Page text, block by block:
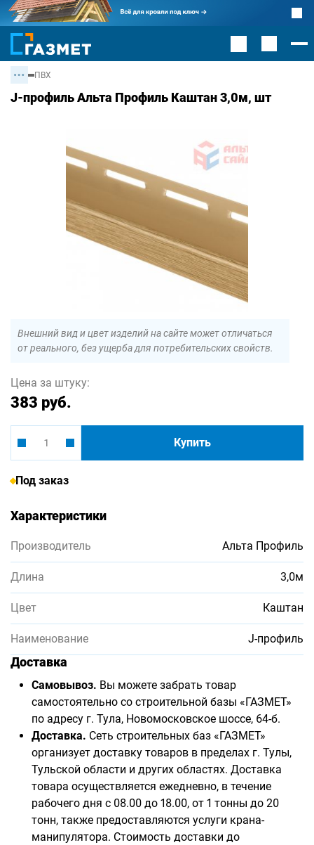
ПВХ
J-профиль Альта Профиль Каштан 3,0м, шт
Внешний вид и цвет изделий на сайте может отличаться
от реального, без ущерба для потребительских свойств.
Цена за штуку:
383 руб.
Купить
Под заказ
Характеристики
Производитель Альта Профиль
Длина 3,0м
Цвет Каштан
Наименование J-профиль
Доставка
Самовывоз. Вы можете забрать товар
самостоятельно со строительной базы «ГАЗМЕТ»
по адресу г. Тула, Новомосковское шоссе, 64-б.
Доставка. Сеть строительных баз «ГАЗМЕТ»
организует доставку товаров в пределах г. Тулы,
Тульской области и других областях. Доставка
товара осуществляется ежедневно, в течение
рабочего дня с 08.00 до 18.00, от 1 тонны до 20
тонн, также предоставляются услуги крана-
манипулятора. Стоимость доставки до